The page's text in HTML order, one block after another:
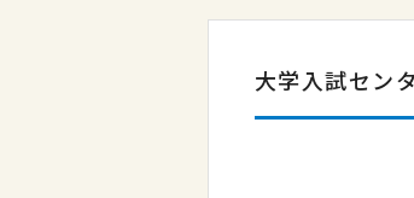
大学入試セン